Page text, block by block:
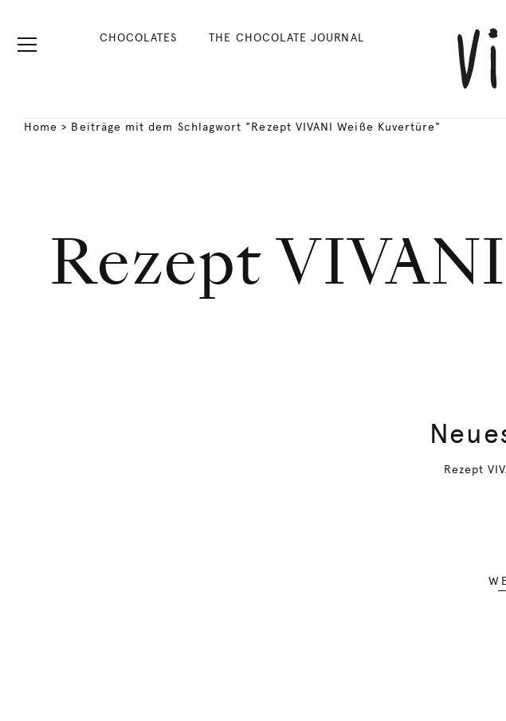
CHOCOLATES THE CHOCOLATE JOURNAL
Home > Beiträge mit dem Schlagwort "Rezept VIVANI Weiße Kuvertüre"
Rezept
Rezept